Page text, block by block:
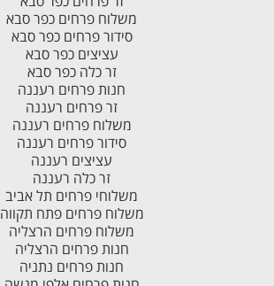
משלוח פרחים כפר סבא
סידור פרחים כפר סבא
עציצים כפר סבא
זר כלה כפר סבא
חנות פרחים רעננה
זר פרחים רעננה
משלוח פרחים רעננה
סידור פרחים רעננה
עציצים רעננה
זר כלה רעננה
משלוחי פרחים תל אביב
משלוח פרחים פתח תקווה
משלוח פרחים הרצליה
חנות פרחים הרצליה
חנות פרחים נתניה